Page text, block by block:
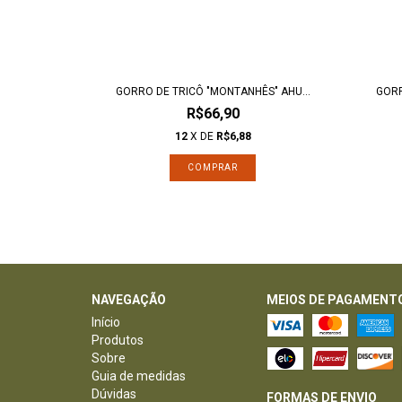
GORRO DE TRICÔ "MONTANHÊS" AHU...
R$66,90
12 X DE R$6,88
NAVEGAÇÃO
Início
Produtos
Sobre
Guia de medidas
Dúvidas
MEIOS DE
FORMAS DE ENVIO